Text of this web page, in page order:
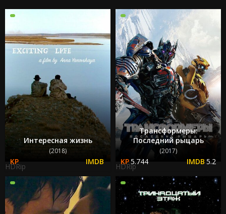
Интересная жизнь
(2018)
HDRip
Трансформеры:
Последний рыцарь
(2017)
5.744 5.2
HDRip